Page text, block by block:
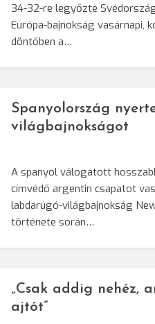
34-32-re legyőzte
Európa-bajnokság vasárnapi,
döntőben a…
Spanyolország
világbajnokságot
A spanyol válogatott
címvédő argentin csapatot
labdarúgó-világbajnokság
története során…
„Csak addig nehéz,
ajtót”